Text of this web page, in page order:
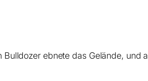
ebnete das Gelände, und